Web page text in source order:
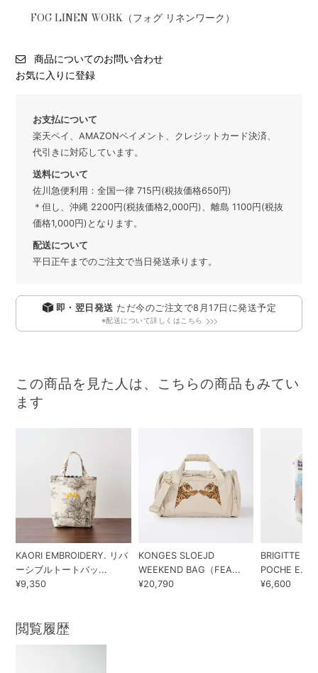
FOG LINEN WORK（フォグ リネンワーク）
商品についてのお問い合わせ
お気に入りに登録
お支払について
楽天ペイ、AMAZONペイメント、クレジットカード決済、
代引きに対応しています。
送料について
佐川急便利用：全国一律 715円(税抜価格650円)
＊但し、沖縄 2200円(税抜価格2,000円)、離島 1100円(税抜
価格1,000円)となります。
配送について
平日正午までのご注文で当日発送承ります。
即・翌日発送 ただ今のご注文で8月17日 に発送予定
※配送について詳しくはこちら
この商品を見た人は、こちらの商品もみてい
ます
KAORI EMBROIDERY. リバ
ーシブルトートバッ...
¥9,350
KONGES SLOEJD
WEEKEND BAG（FEA...
¥20,790
BRIGITTE
POCHE E...
¥6,600
閲覧履歴